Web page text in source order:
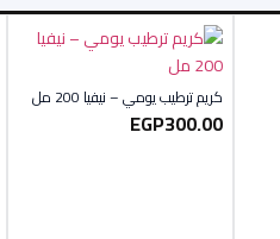
كريم ترطيب يومي – نيفيا 200 مل
EGP300.00